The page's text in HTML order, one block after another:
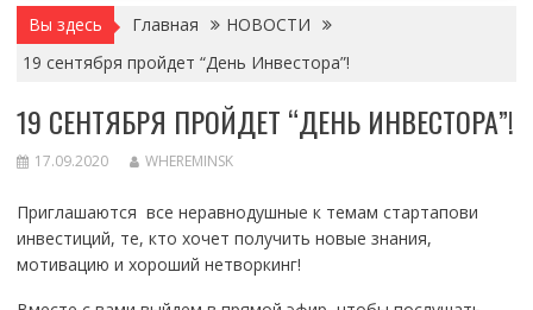
Вы здесь Главная
НОВОСТИ
19 сентября пройдет “День Инвестора”!
19 СЕНТЯБРЯ ПРОЙДЕТ “ДЕНЬ ИНВЕСТОРА”!
17.09.2020 WHEREMINSK
Приглашаются все неравнодушные к темам стартапови
инвестиций, те, кто хочет получить новые знания,
мотивацию и хороший нетворкинг!